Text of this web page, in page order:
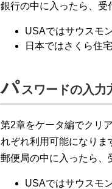
銀行の中に入ったら、受
USAではサウスモ
日本ではさくら住
パ スワードの入力
第2章をケータ編でクリ
れぞれ利用可能になりま
郵便局の中に入ったら、
USAではサウスモ